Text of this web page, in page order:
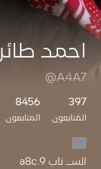
احمد طائر
@A4A7
397
المُتابعون
8456
المتابعون
الســ ناب a8c.9